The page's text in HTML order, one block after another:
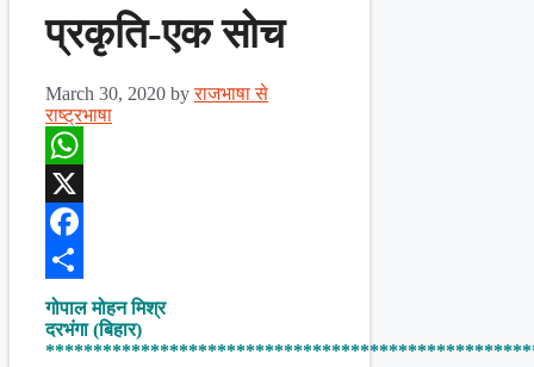
प्रकृति-एक सोच
March 30, 2020 byराजभाषा से
राष्ट्रभाषा
WhatsApp
X
Facebook
Share
गोपाल मोहन मिश्र
दरभंगा (बिहार)